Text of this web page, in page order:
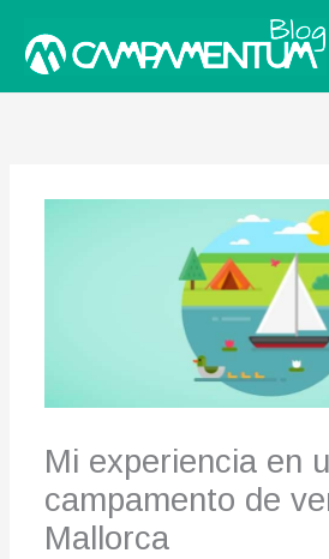
Mi experiencia en
campamento de
Mallorca